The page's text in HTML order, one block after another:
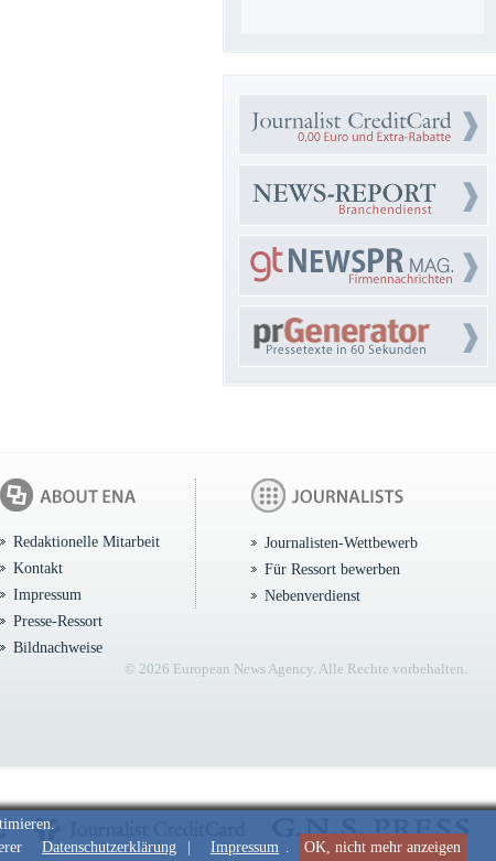
Datenschutzerklärung Impressum . OK, nicht mehr anzeigen
Redaktionelle Mitarbeit
Kontakt
Impressum
Presse-Ressort
Bildnachweise
Journalisten-Wettbewerb
Für Ressort bewerben
Nebenverdienst
© 2026 European News Agency. Alle Rechte vorbehalten.